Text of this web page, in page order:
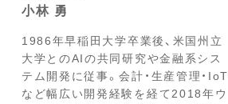
小林 勇
1986年早稲田大学卒業後、米国州立
大学とのAIの共同研究や金融系シス
テム開発に従事。会計・生産管理・IoT
など幅広い開発経験を経て2018年ウ